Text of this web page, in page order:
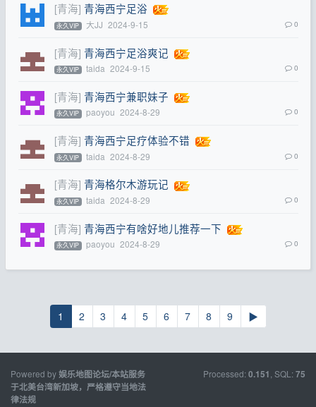
[青海] 青海西宁足浴
永久VIP 大JJ 2024-9-15 0
[青海] 青海西宁足浴爽记
永久VIP taida 2024-9-15 0
[青海] 青海西宁兼职妹子
永久VIP paoyou 2024-8-29 0
[青海] 青海西宁足疗体验不错
永久VIP taida 2024-8-29 0
[青海] 青海格尔木游玩记
永久VIP taida 2024-8-29 0
[青海] 青海西宁有啥好地儿推荐一下
永久VIP paoyou 2024-8-29 0
1 2 3 4 5 6 7 8 9 ▶
Powered by娱乐地图论坛/本站服务
于北美台湾新加坡，严格遵守当地法
律法规
Processed: 0.151 , SQL: 75